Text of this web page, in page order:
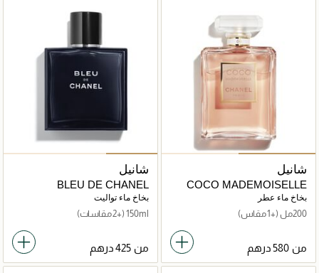
شانيل
COCO MADEMOISELLE
بخاخ ماء عطر
200مل (+1 مقاس)
من
شانيل
BLEU DE CHANEL
بخاخ ماء تواليت
150ml (+2 مقاسات)
من